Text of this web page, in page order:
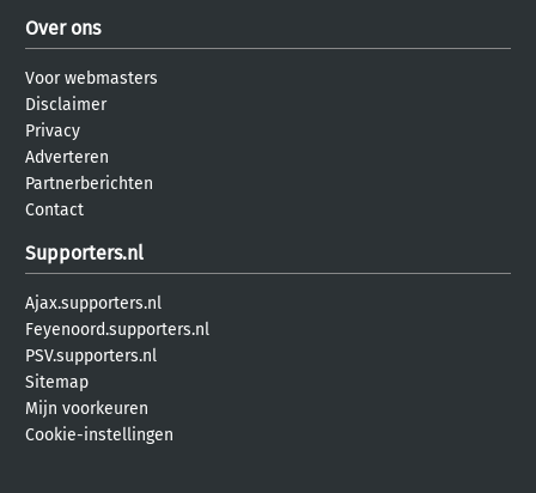
Over ons
Voor webmasters
Disclaimer
Privacy
Adverteren
Partnerberichten
Contact
Supporters.nl
Ajax.supporters.nl
Feyenoord.supporters.nl
PSV.supporters.nl
Sitemap
Mijn voorkeuren
Cookie-instellingen